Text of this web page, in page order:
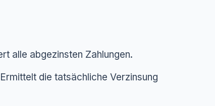
alle abgezinsten Zahlungen.
Ermittelt die tatsächliche Verzinsung